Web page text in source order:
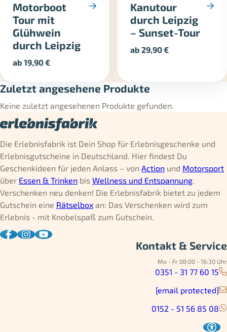
Motorboot
Tour mit
Glühwein
durch Leipzig
ab19,90€
Kanutour
durch Leipzig
– Sunset-Tour
ab29,90€
Zuletzt angesehene Produkte
Keine zuletzt angesehenen Produkte gefunden.
Die Erlebnisfabrik ist Dein Shop für Erlebnisgeschenke und
Erlebnisgutscheine in Deutschland. Hier findest Du
Geschenkideen für jeden Anlass – von Action und Motorsport
über Essen & Trinken bis Wellness und Entspannung.
Verschenken neu denken! Die Erlebnisfabrik bietet zu jedem
Gutschein eine Rätselbox an: Das Verschenken wird zum
Erlebnis - mit Knobelspaß zum Gutschein.
Kontakt & Service
Mo - Fr 08:00 - 16:30 Uhr
0351 - 31 77 60 15
[email protected]
0152 - 51 56 85 08